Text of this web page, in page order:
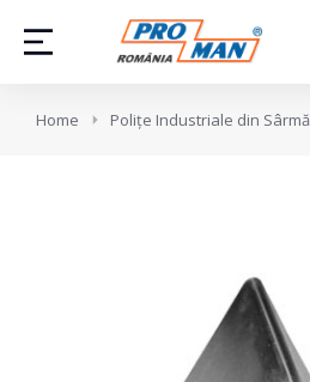
You are here:
Home Polițe Industriale din Sârmă